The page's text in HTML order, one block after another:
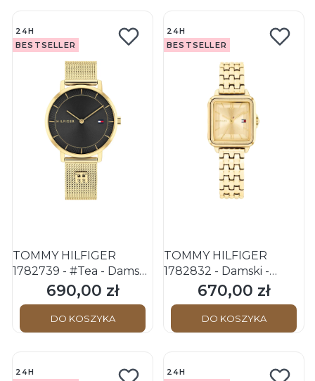
24H
BESTSELLER
TOMMY HILFIGER
1782739 - #Tea - Damski
- Zegarek na bransolecie
mesh
Cena
690,00 zł
DO KOSZYKA
24H
BESTSELLER
TOMMY HILFIGER
1782832 - Damski -
Zegarek na bransolecie
Cena
670,00 zł
DO KOSZYKA
24H
24H